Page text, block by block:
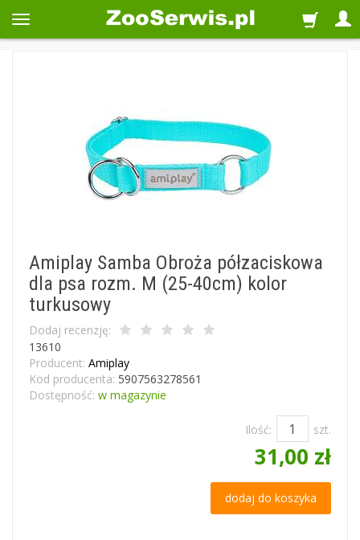
Amiplay Samba Obroża półzaciskowa
dla psa rozm. M (25-40cm) kolor
turkusowy
Dodaj recenzję:
13610
Producent: Amiplay
Kod producenta: 5907563278561
Dostępność: w magazynie
Ilość: szt.
31,00 zł
dodaj do koszyka